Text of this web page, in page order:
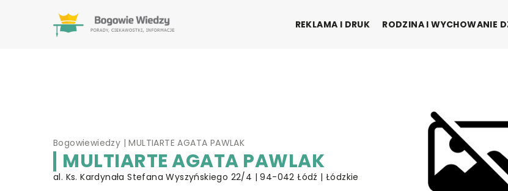
REKLAMA I DRUK RODZINA I WYCHOWANIE
Bogowiewiedzy |MULTIARTE AGATA PAWLAK
MULTIARTE AGATA PAWLAK
al. Ks. Kardynała Stefana Wyszyńskiego 22/4 | 94-042 Łódź | Łódzkie